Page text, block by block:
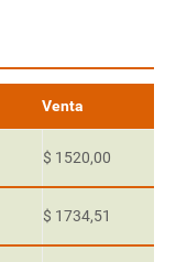
Venta
$ 1520,00
$ 1734,51